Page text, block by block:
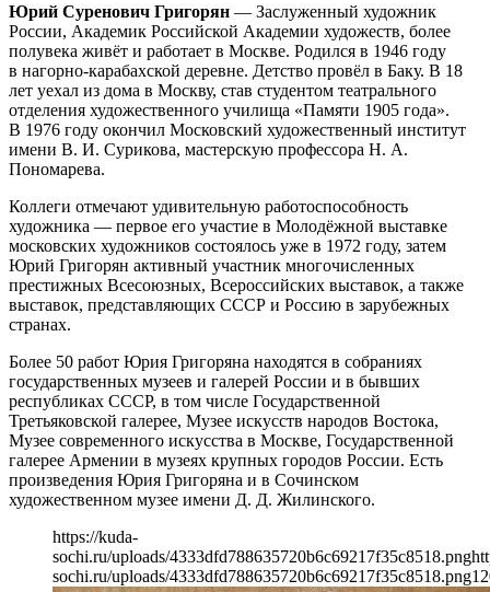
Юрий Суренович Григорян — Заслуженный художник
России, Академик Российской Академии художеств, более
полувека живёт и работает в Москве. Родился в 1946 году
в нагорно-карабахской деревне. Детство провёл в Баку. В 18
лет уехал из дома в Москву, став студентом театрального
отделения художественного училища «Памяти 1905 года».
В 1976 году окончил Московский художественный институт
имени В. И. Сурикова, мастерскую профессора Н. А.
Пономарева.
Коллеги отмечают удивительную работоспособность
художника — первое его участие в Молодёжной выставке
московских художников состоялось уже в 1972 году, затем
Юрий Григорян активный участник многочисленных
престижных Всесоюзных, Всероссийских выставок, а также
выставок, представляющих СССР и Россию в зарубежных
странах.
Более 50 работ Юрия Григоряна находятся в собраниях
государственных музеев и галерей России и в бывших
республиках СССР, в том числе Государственной
Третьяковской галерее, Музее искусств народов Востока,
Музее современного искусства в Москве, Государственной
галерее Армении в музеях крупных городов России. Есть
произведения Юрия Григоряна и в Сочинском
художественном музее имени Д. Д. Жилинского.
https://kuda-
sochi.ru/uploads/4333dfd788635720b6c69217f35c8518.png
sochi.ru/uploads/4333dfd788635720b6c69217f35c8518.png